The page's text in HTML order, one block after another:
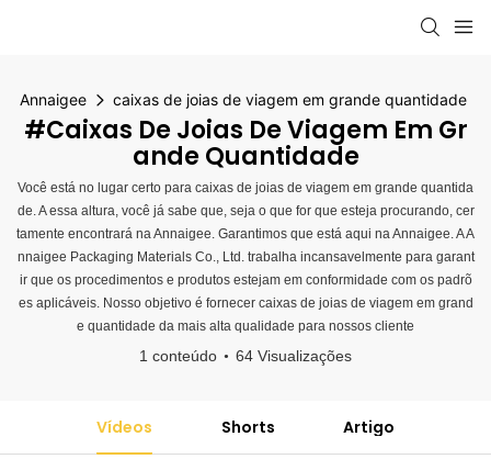
Annaigee caixas de joias de viagem em grande quantidade
#caixas De Joias De Viagem Em Gr
Ande Quantidade
Você está no lugar certo para caixas de joias de viagem em grande quantida
de. A essa altura, você já sabe que, seja o que for que esteja procurando, cer
tamente encontrará na Annaigee. Garantimos que está aqui na Annaigee. A A
nnaigee Packaging Materials Co., Ltd. trabalha incansavelmente para garant
ir que os procedimentos e produtos estejam em conformidade com os padrõ
es aplicáveis. Nosso objetivo é fornecer caixas de joias de viagem em grand
e quantidade da mais alta qualidade para nossos cliente
1 conteúdo 64 Visualizações
Vídeos Shorts Artigo